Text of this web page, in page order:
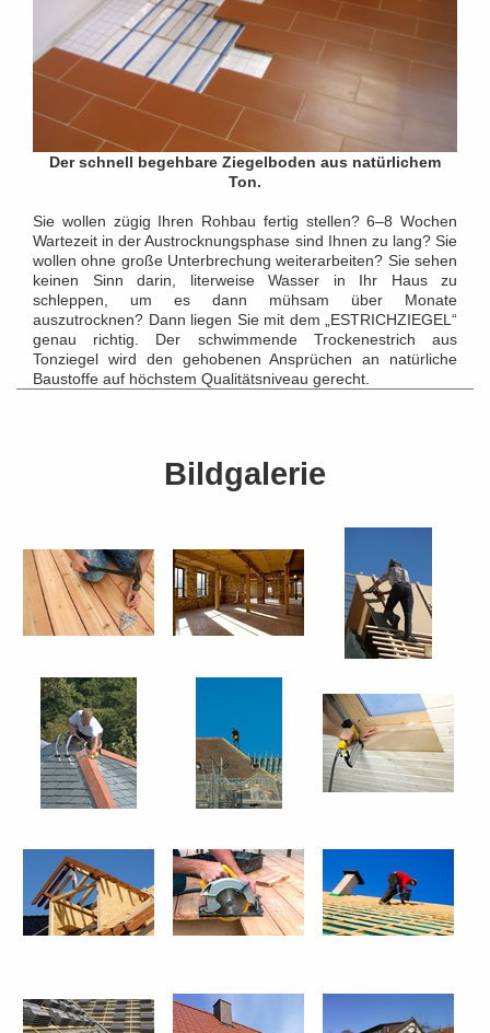
Der schnell begehbare Ziegelboden aus natürlichem
Ton.
Sie wollen zügig Ihren Rohbau fertig stellen? 6–8 Wochen
Wartezeit in der Austrocknungsphase sind Ihnen zu lang? Sie
wollen ohne große Unterbrechung weiterarbeiten? Sie sehen
keinen Sinn darin, literweise Wasser in Ihr Haus zu
schleppen, um es dann mühsam über Monate
auszutrocknen? Dann liegen Sie mit dem „ESTRICHZIEGEL“
genau richtig. Der schwimmende Trockenestrich aus
Tonziegel wird den gehobenen Ansprüchen an natürliche
Baustoffe auf höchstem Qualitätsniveau gerecht.
Bildgalerie